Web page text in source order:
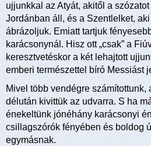
ujjunkkal az Atyát, akitől a
Jordánban áll, és a Szentlelket,
ábrázoljuk. Emiatt tartjuk
karácsonynál. Hisz ott „csak” a
keresztvetéskor a két lehajtott
emberi természettel bíró Messiást
Mivel több vendégre számítottunk,
délután kivittük az udvarra. S ha
énekeltünk jónéhány karácsonyi
csillagszórók fényében és boldog
egymásnak.